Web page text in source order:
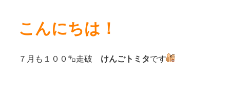
こんにちは！
７月も１００㌔走破 けんごトミタです